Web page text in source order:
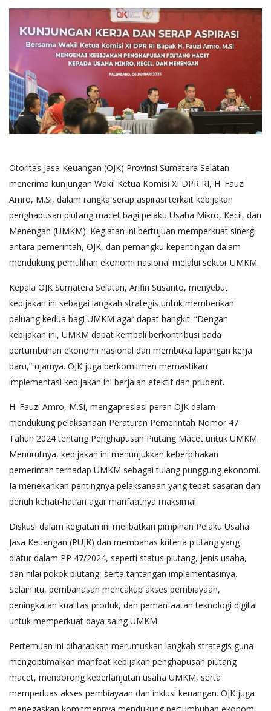
Otoritas Jasa Keuangan (OJK) Provinsi Sumatera Selatan
menerima kunjungan Wakil Ketua Komisi XI DPR RI, H. Fauzi
Amro, M.Si, dalam rangka serap aspirasi terkait kebijakan
penghapusan piutang macet bagi pelaku Usaha Mikro, Kecil, dan
Menengah (UMKM). Kegiatan ini bertujuan memperkuat sinergi
antara pemerintah, OJK, dan pemangku kepentingan dalam
mendukung pemulihan ekonomi nasional melalui sektor UMKM.
Kepala OJK Sumatera Selatan, Arifin Susanto, menyebut
kebijakan ini sebagai langkah strategis untuk memberikan
peluang kedua bagi UMKM agar dapat bangkit. “Dengan
kebijakan ini, UMKM dapat kembali berkontribusi pada
pertumbuhan ekonomi nasional dan membuka lapangan kerja
baru,” ujarnya. OJK juga berkomitmen memastikan
implementasi kebijakan ini berjalan efektif dan prudent.
H. Fauzi Amro, M.Si, mengapresiasi peran OJK dalam
mendukung pelaksanaan Peraturan Pemerintah Nomor 47
Tahun 2024 tentang Penghapusan Piutang Macet untuk UMKM.
Menurutnya, kebijakan ini menunjukkan keberpihakan
pemerintah terhadap UMKM sebagai tulang punggung ekonomi.
Ia menekankan pentingnya pelaksanaan yang tepat sasaran dan
penuh kehati-hatian agar manfaatnya maksimal.
Diskusi dalam kegiatan ini melibatkan pimpinan Pelaku Usaha
Jasa Keuangan (PUJK) dan membahas kriteria piutang yang
diatur dalam PP 47/2024, seperti status piutang, jenis usaha,
dan nilai pokok piutang, serta tantangan implementasinya.
Selain itu, pembahasan mencakup akses pembiayaan,
peningkatan kualitas produk, dan pemanfaatan teknologi digital
untuk memperkuat daya saing UMKM.
Pertemuan ini diharapkan merumuskan langkah strategis guna
mengoptimalkan manfaat kebijakan penghapusan piutang
macet, mendorong keberlanjutan usaha UMKM, serta
memperluas akses pembiayaan dan inklusi keuangan. OJK juga
menegaskan komitmennya mendukung pertumbuhan ekonomi